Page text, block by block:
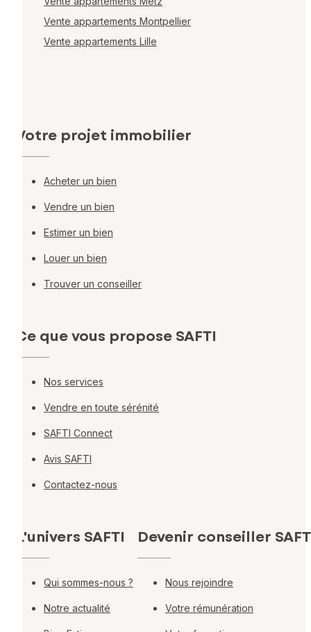
Vente appartements Montpellier
Vente appartements Lille
Votre projet immobilier
Acheter un bien
Vendre un bien
Estimer un bien
Louer un bien
Trouver un conseiller
Ce que vous propose SAFTI
Nos services
Vendre en toute sérénité
SAFTI Connect
Avis SAFTI
Contactez-nous
L'univers SAFTI
Qui sommes-nous ?
Notre actualité
Devenir conseiller
Nous rejoindre
Votre rémunération